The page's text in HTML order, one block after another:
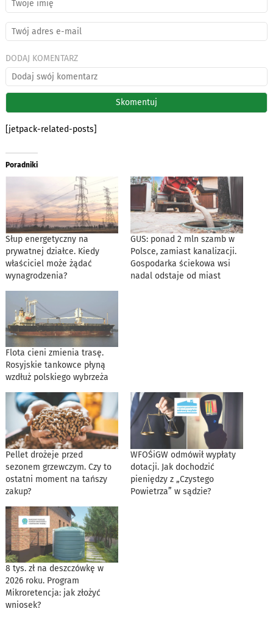
DODAJ KOMENTARZ
[jetpack-related-posts]
Poradniki
Słup energetyczny na
prywatnej działce. Kiedy
właściciel może żądać
wynagrodzenia?
GUS: ponad 2 mln szamb w
Polsce, zamiast kanalizacji.
Gospodarka ściekowa wsi
nadal odstaje od miast
Flota cieni zmienia trasę.
Rosyjskie tankowce płyną
wzdłuż polskiego wybrzeża
Pellet drożeje przed
sezonem grzewczym. Czy to
ostatni moment na tańszy
zakup?
WFOŚiGW odmówił wypłaty
dotacji. Jak dochodzić
pieniędzy z „Czystego
Powietrza” w sądzie?
8 tys. zł na deszczówkę w
2026 roku. Program
Mikroretencja: jak złożyć
wniosek?